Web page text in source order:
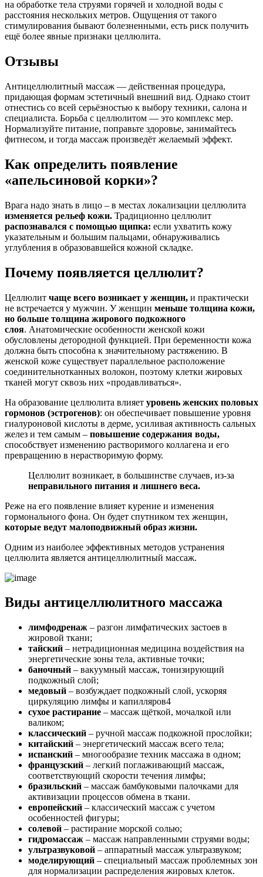
на обработке тела струями горячей и холодной воды с
расстояния нескольких метров. Ощущения от такого
стимулирования бывают болезненными, есть риск получить
ещё более явные признаки целлюлита.
Отзывы
Антицеллюлитный массаж — действенная процедура,
придающая формам эстетичный внешний вид. Однако стоит
отнестись со всей серьёзностью к выбору техники, салона и
специалиста. Борьба с целлюлитом — это комплекс мер.
Нормализуйте питание, поправьте здоровье, занимайтесь
фитнесом, и тогда массаж произведёт желаемый эффект.
Как определить появление
«апельсиновой корки»?
Врага надо знать в лицо – в местах локализации целлюлита
изменяется рельеф кожи. Традиционно целлюлит
распознавался с помощью щипка: если ухватить кожу
указательным и большим пальцами, обнаруживались
углубления в образовавшейся кожной складке.
Почему появляется целлюлит?
Целлюлит чаще всего возникает у женщин, и практически
не встречается у мужчин. У женщин меньше толщина кожи,
но больше толщина жирового подкожного
слоя. Анатомические особенности женской кожи
обусловлены детородной функцией. При беременности кожа
должна быть способна к значительному растяжению. В
женской коже существует параллельное расположение
соединительнотканных волокон, поэтому клетки жировых
тканей могут сквозь них «продавливаться».
На образование целлюлита влияет уровень женских половых
гормонов (эстрогенов): он обеспечивает повышение уровня
гиалуроновой кислоты в дерме, усиливая активность сальных
желез и тем самым – повышение содержания воды,
способствует изменению растворимого коллагена и его
превращению в нерастворимую форму.
Целлюлит возникает, в большинстве случаев, из-за
неправильного питания и лишнего веса.
Реже на его появление влияет курение и изменения
гормонального фона. Он будет спутником тех женщин,
которые ведут малоподвижный образ жизни.
Одним из наиболее эффективных методов устранения
целлюлита является антицеллюлитный массаж.
Виды антицеллюлитного массажа
лимфодренаж – разгон лимфатических застоев в
жировой ткани;
тайский – нетрадиционная медицина воздействия на
энергетические зоны тела, активные точки;
баночный – вакуумный массаж, тонизирующий
подкожный слой;
медовый – возбуждает подкожный слой, ускоряя
циркуляцию лимфы и капилляров4
сухое растирание – массаж щёткой, мочалкой или
валиком;
классический – ручной массаж подкожной прослойки;
китайский – энергетический массаж всего тела;
испанский – многообразие техник массажа в одном;
французский – легкий поглаживающий массаж,
соответствующий скорости течения лимфы;
бразильский – массаж бамбуковыми палочками для
активизации процессов обмена в ткани.
европейский – классический массаж с учетом
особенностей фигуры;
солевой – растирание морской солью;
гидромассаж – массаж направленными струями воды;
ультразвуковой – аппаратный массаж ультразвуком;
моделирующий – специальный массаж проблемных зон
для нормализации распределения жировых клеток.